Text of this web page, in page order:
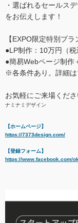
・選ばれるセールス
をお伝えします！
【EXPO限定特別プラ
●LP制作：10万円（税
●簡易Webページ制作
※各条件あり。詳細は
お気軽にご来場くださ
ナミナミデザイン
【ホームページ】
https://7373design.com/
【登録フォーム】
https://www.facebook.com/